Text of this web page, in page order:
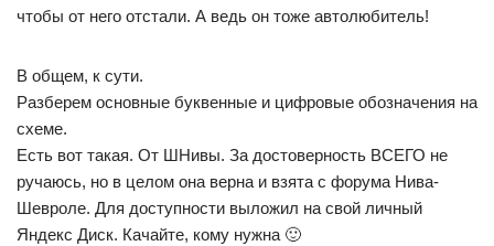
чтобы от него отстали. А ведь он тоже автолюбитель!
В общем, к сути.
Разберем основные буквенные и цифровые обозначения на
схеме.
Есть вот такая. От ШНивы. За достоверность ВСЕГО не
ручаюсь, но в целом она верна и взята с форума Нива-
Шевроле. Для доступности выложил на свой личный
Яндекс Диск. Качайте, кому нужна 🙂